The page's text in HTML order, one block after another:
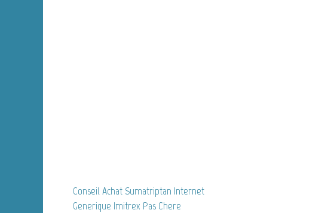
Conseil Achat Sumatriptan Internet
Generique Imitrex Pas Chere